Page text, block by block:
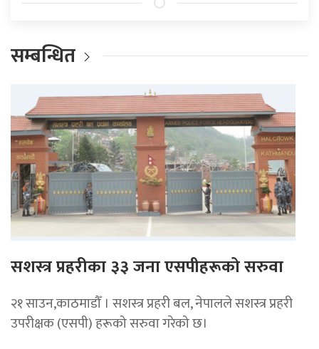
सम्बन्धित
सशस्त्र प्रहरीका ३३ जना एसपीहरूको सरुवा
२१ साउन,काठमाडौँ । सशस्त्र प्रहरी बल, नेपालले सशस्त्र प्रहरी
उपरीक्षक (एसपी) हरूको सरुवा गरेको छ।